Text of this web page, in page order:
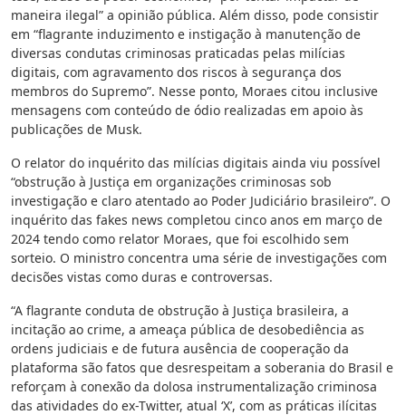
maneira ilegal” a opinião pública. Além disso, pode consistir
em “flagrante induzimento e instigação à manutenção de
diversas condutas criminosas praticadas pelas milícias
digitais, com agravamento dos riscos à segurança dos
membros do Supremo”. Nesse ponto, Moraes citou inclusive
mensagens com conteúdo de ódio realizadas em apoio às
publicações de Musk.
O relator do inquérito das milícias digitais ainda viu possível
“obstrução à Justiça em organizações criminosas sob
investigação e claro atentado ao Poder Judiciário brasileiro”. O
inquérito das fakes news completou cinco anos em março de
2024 tendo como relator Moraes, que foi escolhido sem
sorteio. O ministro concentra uma série de investigações com
decisões vistas como duras e controversas.
“A flagrante conduta de obstrução à Justiça brasileira, a
incitação ao crime, a ameaça pública de desobediência as
ordens judiciais e de futura ausência de cooperação da
plataforma são fatos que desrespeitam a soberania do Brasil e
reforçam à conexão da dolosa instrumentalização criminosa
das atividades do ex-Twitter, atual ‘X’, com as práticas ilícitas